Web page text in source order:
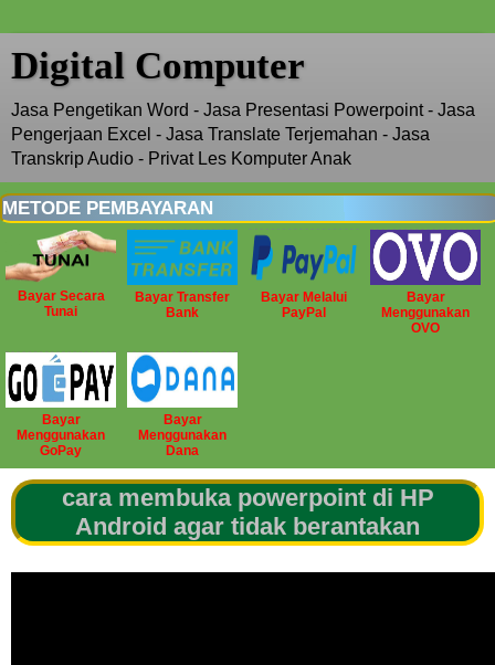
Digital Computer
Jasa Pengetikan Word - Jasa Presentasi Powerpoint - Jasa
Pengerjaan Excel - Jasa Translate Terjemahan - Jasa
Transkrip Audio - Privat Les Komputer Anak
METODE PEMBAYARAN
Bayar Secara
Tunai
Bayar Transfer
Bank
Bayar Melalui
PayPal
Bayar
Menggunakan
OVO
Bayar
Menggunakan
GoPay
Bayar
Menggunakan
Dana
cara membuka powerpoint di HP
Android agar tidak berantakan